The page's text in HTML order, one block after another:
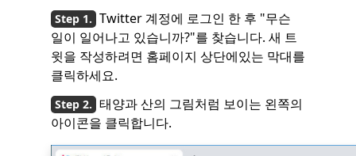
Twitter 계정에 로그인 한 후 "무슨
일이 일어나고 있습니까?"를 찾습니다. 새 트
윗을 작성하려면 홈페이지 상단에있는 막대를
클릭하세요.
태양과 산의 그림처럼 보이는 왼쪽의
아이콘을 클릭합니다.